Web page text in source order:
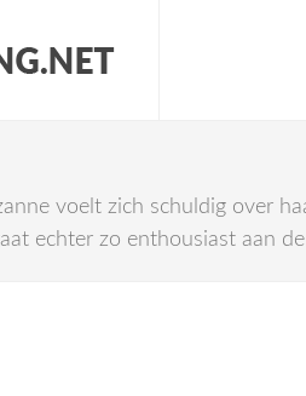
voelt zich schuldig over
echter zo enthousiast aan